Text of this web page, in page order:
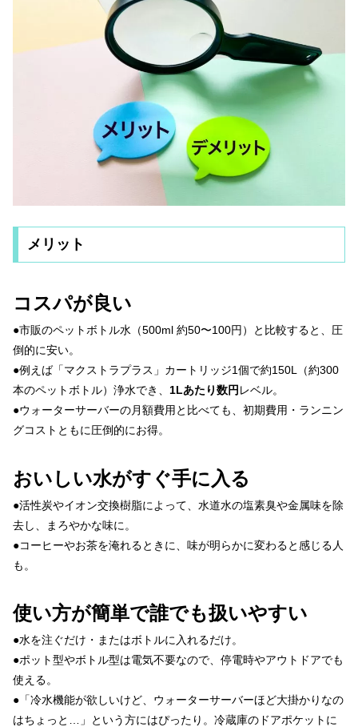
メリット
コスパが良い
●市販のペットボトル水（500ml 約50〜100円）と比較すると、圧
倒的に安い。
●例えば「マクストラプラス」カートリッジ1個で約150L（約300
本のペットボトル）浄水でき、 1Lあたり数円 レベル。
●ウォーターサーバーの月額費用と比べても、初期費用・ランニン
グコストともに圧倒的にお得。
おいしい水がすぐ手に入る
●活性炭やイオン交換樹脂によって、水道水の塩素臭や金属味を除
去し、まろやかな味に。
●コーヒーやお茶を淹れるときに、味が明らかに変わると感じる人
も。
使い方が簡単で誰でも扱いやすい
●水を注ぐだけ・またはボトルに入れるだけ。
●ポット型やボトル型は電気不要なので、停電時やアウトドアでも
使える。
●「冷水機能が欲しいけど、ウォーターサーバーほど大掛かりなの
はちょっと…」という方にはぴったり。冷蔵庫のドアポケットに